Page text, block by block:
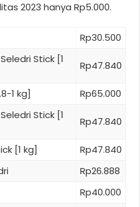
2023 hanya Rp5.000.
Rp30.500
Stick [1
Rp47.840
1 kg]
Rp65.000
Stick [1
Rp47.840
[1 kg]
Rp47.840
Rp26.888
Rp40.000